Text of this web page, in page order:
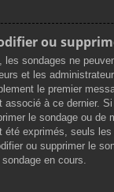
ou
les sondages ne
et les
le premier
à ce dernier. Si
le sondage ou de
été exprimés, seuls
ou supprimer le
en cours.